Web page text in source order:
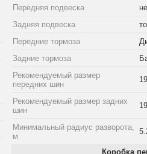
Передняя подвеска
Задняя подвеска
Передние тормоза
Задние тормоза
Рекомендуемый размер
передних шин
Рекомендуемый размер задних
шин
Минимальный радиус разворота,
м
Коробка